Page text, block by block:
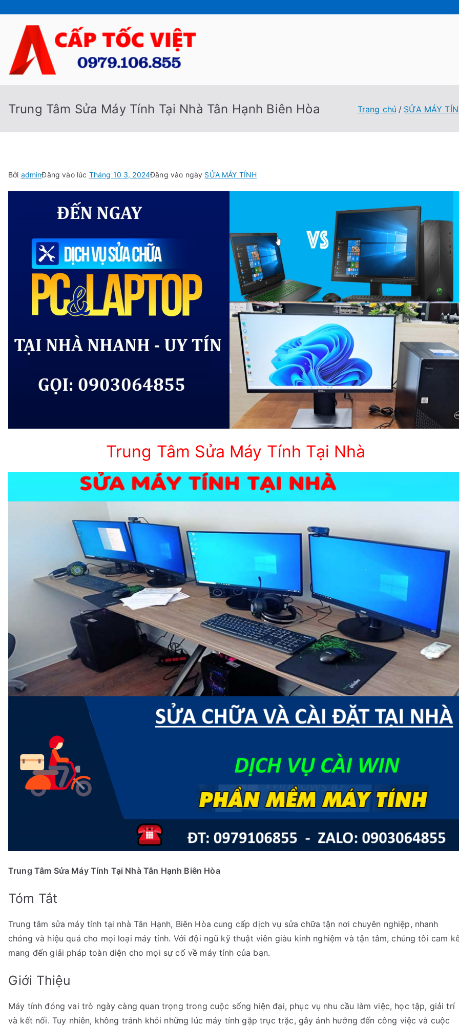
dung
Trung Tâm Sửa Máy Tính Tại Nhà Tân Hạnh Biên Hòa Trang chủ SỬA MÁY
Bởi adminĐăng vào lúc Tháng 10 3, 2024Đăng vào ngày SỬA MÁY TÍNH
Trung Tâm Sửa Máy Tính Tại Nhà
Trung Tâm Sửa Máy Tính Tại Nhà Tân Hạnh Biên Hòa
Tóm Tắt
Trung tâm sửa máy tính tại nhà Tân Hạnh, Biên Hòa cung cấp dịch vụ sửa chữa tận nơi chuyên nghiệp, nhanh
chóng và hiệu quả cho mọi loại máy tính. Với đội ngũ kỹ thuật viên giàu kinh nghiệm và tận tâm, chúng tôi cam
mang đến giải pháp toàn diện cho mọi sự cố về máy tính của bạn.
Giới Thiệu
Máy tính đóng vai trò ngày càng quan trọng trong cuộc sống hiện đại, phục vụ nhu cầu làm việc, học tập, giải trí
và kết nối. Tuy nhiên, không tránh khỏi những lúc máy tính gặp trục trặc, gây ảnh hưởng đến công việc và cuộc